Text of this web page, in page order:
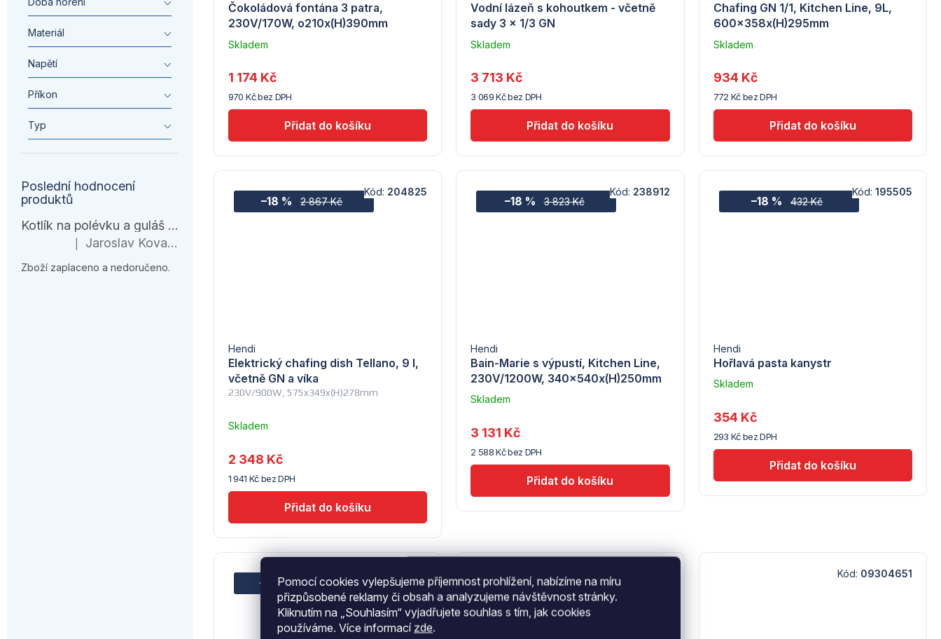
Pomocí cookies vylepšujeme příjemnost prohlížení, nabízíme na míru
přizpůsobené reklamy či obsah a analyzujeme návštěvnost stránky.
Kliknutím na „Souhlasím“ vyjadřujete souhlas s tím, jak cookies
používáme. Více informací zde.
Materiál
Napětí
Příkon
Typ
Poslední hodnocení
produktů
Kotlík na polévku a guláš 10 l – černá várnice s ohřívačem
Hodnocení produktu je 1 z 5 hvězdiček.
Jaroslav Kovanda
Zboží zaplaceno a nedoručeno.
Čokoládová fontána 3 patra,
230V/170W, o210x(H)390mm
z
5
hvězdiček.
Skladem
Troubsko
970 Kč bez DPH
1 174 Kč
Vodní lázeň s kohoutkem - včetně
sady 3 x 1/3 GN
z
5
hvězdiček.
Skladem
Troubsko
3 069 Kč bez DPH
3 713 Kč
Chafing GN 1/1, Kitchen Line, 9L,
600x358x(H)295mm
z
5
hvězdiček.
Skladem
Troubsko
772 Kč bez DPH
934 Kč
2 867 Kč
–18 %
230V/900W, 575x349x(H)278mm
Elektrický chafing dish Tellano, 9 l,
včetně GN a víka
Hendi
z
5
hvězdiček.
Skladem
Troubsko
1 941 Kč bez DPH
2 348 Kč
Kód: 204825
3 823 Kč
–18 %
Bain-Marie s výpustí, Kitchen Line,
230V/1200W, 340x540x(H)250mm
Hendi
Skladem
Troubsko
2 588 Kč bez DPH
3 131 Kč
Kód: 238912
432 Kč
–18 %
Hořlavá pasta kanystr
Hendi
Skladem
Troubsko
293 Kč bez DPH
354 Kč
Kód: 195505
4 694 Kč
–24 %
1 942 Kč
–18 %
Kód: Kód: 09304651